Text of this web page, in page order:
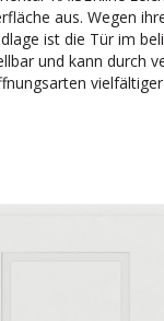
aus. Wegen
ist die Tür im
und kann durch